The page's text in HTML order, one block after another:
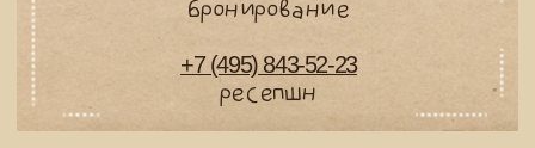
В отеле «Лачи» действуют скидки на
день рождения. Не забудьте уточнить,
какие бонусы доступны именно вам.
Составьте программу